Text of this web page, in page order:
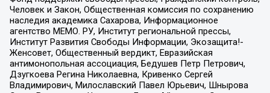
Человек и Закон, Общественная комиссия по сохранению
наследия академика Сахарова, Информационное
агентство МЕМО. РУ, Институт региональной прессы,
Институт Развития Свободы Информации, Экозащита!-
Женсовет, Общественный вердикт, Евразийская
антимонопольная ассоциация, Бедушев Петр Петрович,
Дзугкоева Регина Николаевна, Кривенко Сергей
Владимирович, Милославский Павел Юрьевич, Шнырова